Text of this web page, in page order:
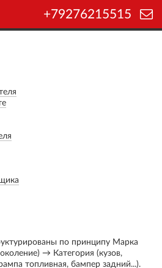
+79276215515
по принципу Марка
→ Категория (кузов,
топливная, бампер задний...).